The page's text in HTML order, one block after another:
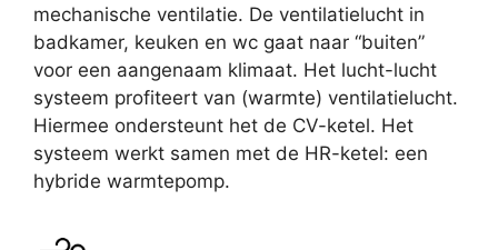
mechanische ventilatie. De ventilatielucht in
badkamer, keuken en wc gaat naar “buiten”
voor een aangenaam klimaat. Het lucht-lucht
systeem profiteert van (warmte) ventilatielucht.
Hiermee ondersteunt het de CV-ketel. Het
systeem werkt samen met de HR-ketel: een
hybride warmtepomp.